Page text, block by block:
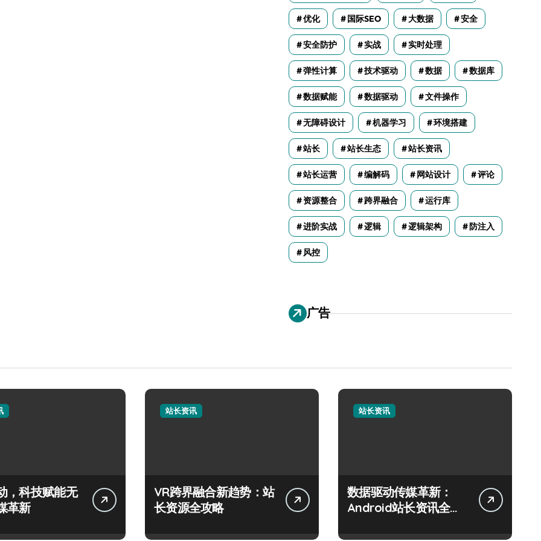
优化 国际SEO 大数据 安全
安全防护 实战 实时处理
弹性计算 技术驱动 数据 数据库
数据赋能 数据驱动 文件操作
无障碍设计 机器学习 环境搭建
站长 站长生态 站长资讯
站长运营 编解码 网站设计 评论
资源整合 跨界融合 运行库
进阶实战 逻辑 逻辑架构 防注入
风控
广告
，科技赋能无
革新
站长资讯
VR跨界融合新趋势：站
长资源全攻略
站长资讯
数据驱动传媒革新：
Android站长资讯全攻